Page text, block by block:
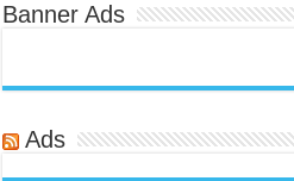
Banner Ads
Ads